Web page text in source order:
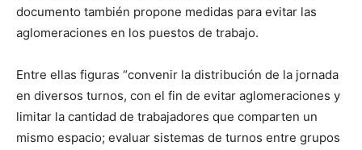
documento también propone medidas para evitar las
aglomeraciones en los puestos de trabajo.
Entre ellas figuras “convenir la distribución de la jornada
en diversos turnos, con el fin de evitar aglomeraciones y
limitar la cantidad de trabajadores que comparten un
mismo espacio; evaluar sistemas de turnos entre grupos